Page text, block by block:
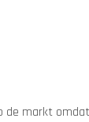
de markt